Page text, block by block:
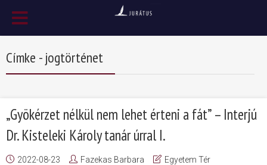
Címke - jogtörténet
„Gyökérzet nélkül nem lehet érteni a fát” – Interjú
Dr. Kisteleki Károly tanár úrral I.
2022-08-23 Fazekas Barbara
Egyetem Tér